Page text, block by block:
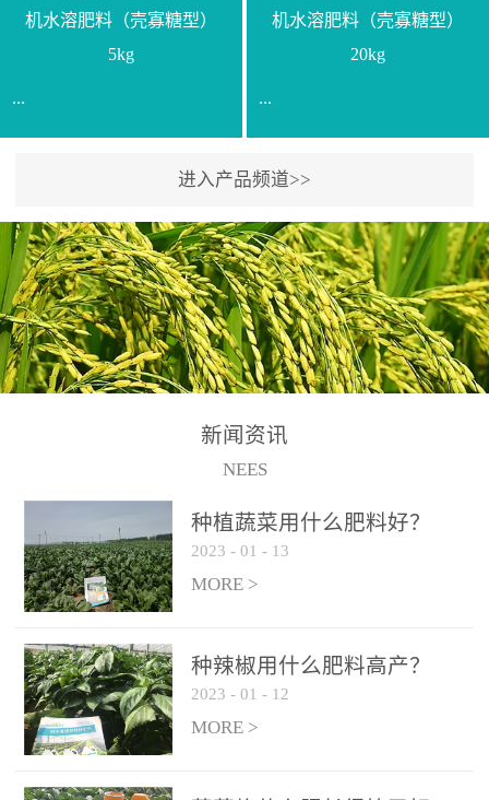
高药效，间隔2-3周，可连
释均匀喷施苗床;移栽前一
天，用同样方法再喷施一
次。移栽前使用，储存在
苗株体内，移栽后，逐步
释放并快速补充营养。3、
作为补氮肥使用：30-100
倍喷施，在开花前期、幼
果期及采摘后各施一次，
间隔2-3周喷施一次。4、
作为叶面肥喷施使用：稀
周喷施一次。5、冲施及滴
灌：亩用量2-3公斤，冲施
进水75%后再进肥效果更
佳。
100kg可替代有机肥，配合
与复合肥、水溶肥或细土
混均后沟施、穴施、撒施
均可。3、沟施穴施:幼树
环状沟施，每棵用150-
200g，成年树放射状沟
施，每棵用0.5kg-1kg，可
拌肥施，也可拌土施。4、
拌苗床土：每平方米苗床
土用本品1kg-2kg与苗床土
混匀后播种。5、园林盆
土用本品30g-50g追肥或作
底肥。
机水溶肥料（壳寡糖型）
5kg
...
【通用名称】有机水溶肥
料【产品剂型】水剂【产
品规格】5kg、20kg【技术
指标】有机质≥200g/L、
N+K2O70g/L、PH:6.5-
8.5、水不溶物≤50g/L【执
行标准】NY/T3831-
(2019)准字15306号【使用
灌及无土栽培和营养液的
配方施肥。1、苗期冲施、
滴灌:3-5kg/亩/次(45-75kg/
公顷/次)。2、花前花后或
生长前期︰冲施、滴灌2.5-
5kg/亩/次配合大量元素水
溶肥一起使用，花芽、花
苞饱满，座果率高。3、幼
机水溶肥料（壳寡糖型）
20kg
...
【通用名称】有机水溶肥
料【产品剂型】水剂【产
品规格】5kg、20kg【技术
指标】有机质≥200g/L、
N+K2O70g/L、PH:6.5-
8.5、水不溶物≤50g/L【执
行标准】NY/T3831-
(2019)准字15306号【使用
方法】适合于基施、追
灌及无土栽培和营养液的
配方施肥。1、苗期冲施、
5kg/亩/次配合大量元素水
进入产品频道>>
新闻资讯
NEES
种植蔬菜用什么肥料好？
2023 - 01 - 13
MORE >
种辣椒用什么肥料高产？
2023 - 01 - 12
MORE >